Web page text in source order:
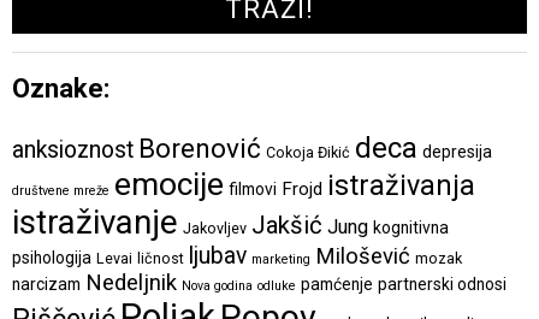
Oznake:
anksioznost Borenović Cokoja Đikić deca depresija
društvene mreže emocije filmovi Frojd istraživanja
istraživanje Jakovljev Jakšić Jung kognitivna
psihologija Levai ličnost ljubav marketing Milošević mozak
narcizam Nedeljnik Nova godina odluke pamćenje partnerski odnosi